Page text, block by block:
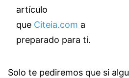
artículo
que Citeia.com a
preparado para ti.
Solo te pediremos que si